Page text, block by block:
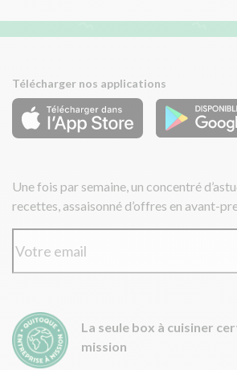
Télécharger nos applications
Une fois par semaine, un concentré
recettes, assaisonné d’offres en avant-
La seule box à cuisiner
mission